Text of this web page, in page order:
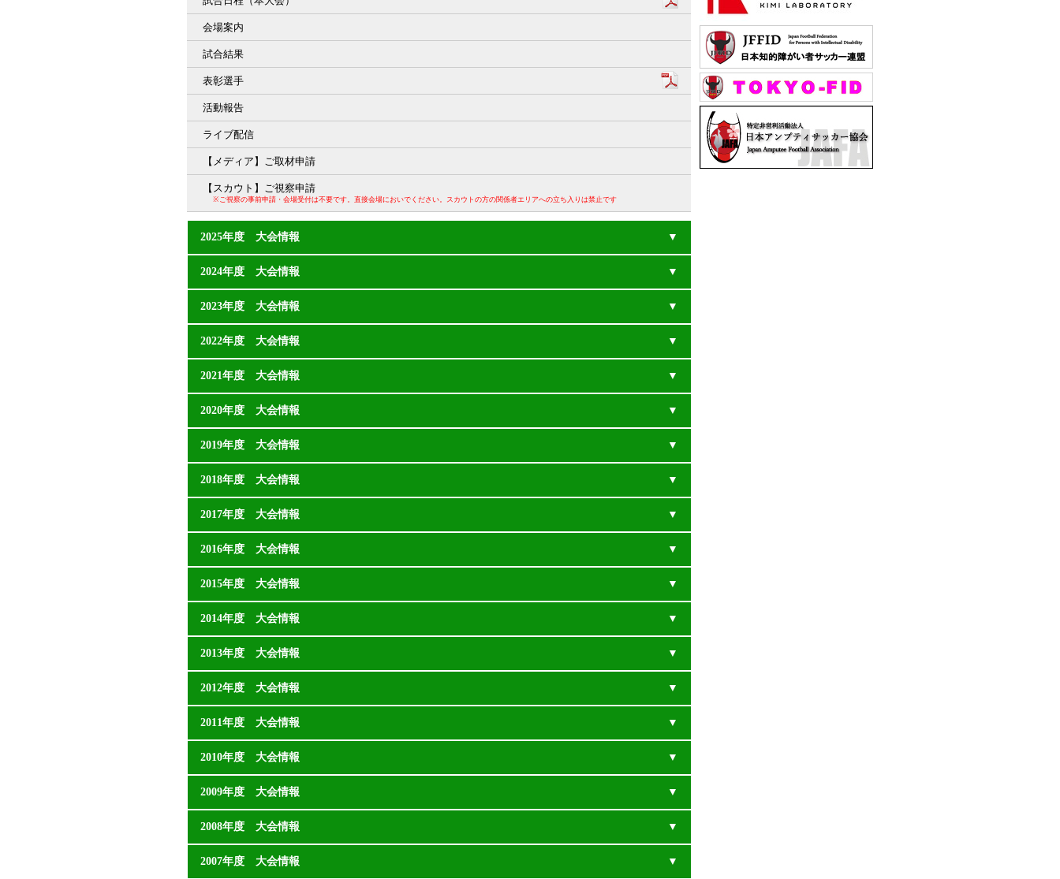
会場案内
試合結果
表彰選手
活動報告
ライブ配信
【メディア】ご取材申請
【スカウト】ご視察申請
※ご視察の事前申請・会場受付は不要です。直接会場においでください。スカウトの方の関係者エリアへの立ち入りは禁止です
2025年度 大会情報
2024年度 大会情報
2023年度 大会情報
2022年度 大会情報
2021年度 大会情報
2020年度 大会情報
2019年度 大会情報
2018年度 大会情報
2017年度 大会情報
2016年度 大会情報
2015年度 大会情報
2014年度 大会情報
2013年度 大会情報
2012年度 大会情報
2011年度 大会情報
2010年度 大会情報
2009年度 大会情報
2008年度 大会情報
2007年度 大会情報